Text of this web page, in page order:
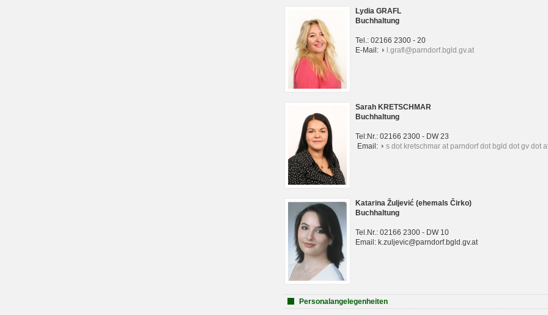
Lydia GRAFL
Buchhaltung
Tel.: 02166 2300 - 20
E-Mail:
l.grafl@parndorf.bgld.gv.at
Sarah KRETSCHMAR
Buchhaltung
Tel:Nr.: 02166 2300 - DW 23
Email:
s dot kretschmar at parndorf dot bgld dot gv dot
Katarina Žuljević (ehemals Čirko)
Buchhaltung
Tel.Nr.: 02166 2300 - DW 10
Email: k.zuljevic@parndorf.bgld.gv.at
Personalangelegenheiten